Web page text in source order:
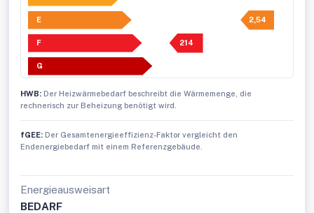
E 2,54
F 214
G
HWB: Der Heizwärmebedarf beschreibt die Wärmemenge, die
rechnerisch zur Beheizung benötigt wird.
fGEE: Der Gesamtenergieeffizienz-Faktor vergleicht den
Endenergiebedarf mit einem Referenzgebäude.
Energieausweisart
BEDARF